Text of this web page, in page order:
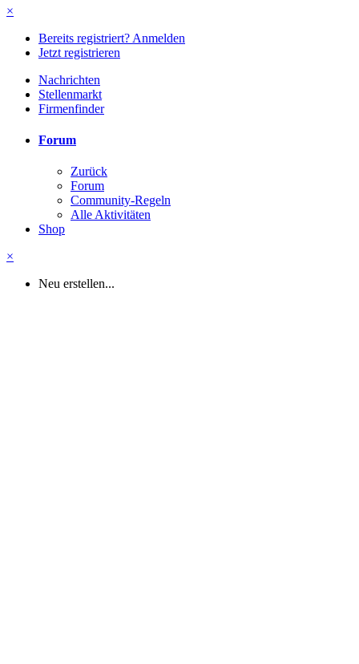
×
Bereits registriert? Anmelden
Jetzt registrieren
Nachrichten
Stellenmarkt
Firmenfinder
Forum
Zurück
Forum
Community-Regeln
Alle Aktivitäten
Shop
×
Neu erstellen...